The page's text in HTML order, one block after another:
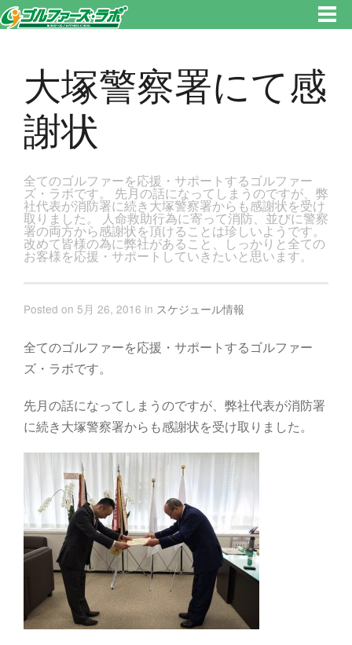
にゴルフレッスン！
大塚警察署にて感
謝状
全てのゴルファーを応援・サポートするゴルファー
ズ・ラボです。 先月の話になってしまうのですが、弊
社代表が消防署に続き大塚警察署からも感謝状を受け
取りました。 人命救助行為に寄って消防、並びに警察
署の両方から感謝状を頂けることは珍しいようです。
改めて皆様の為に弊社があること、しっかりと全ての
お客様を応援・サポートしていきたいと思います。
Posted on 5月 26, 2016 in スケジュール情報
全てのゴルファーを応援・サポートするゴルファー
ズ・ラボです。
先月の話になってしまうのですが、弊社代表が消防署
に続き大塚警察署からも感謝状を受け取りました。